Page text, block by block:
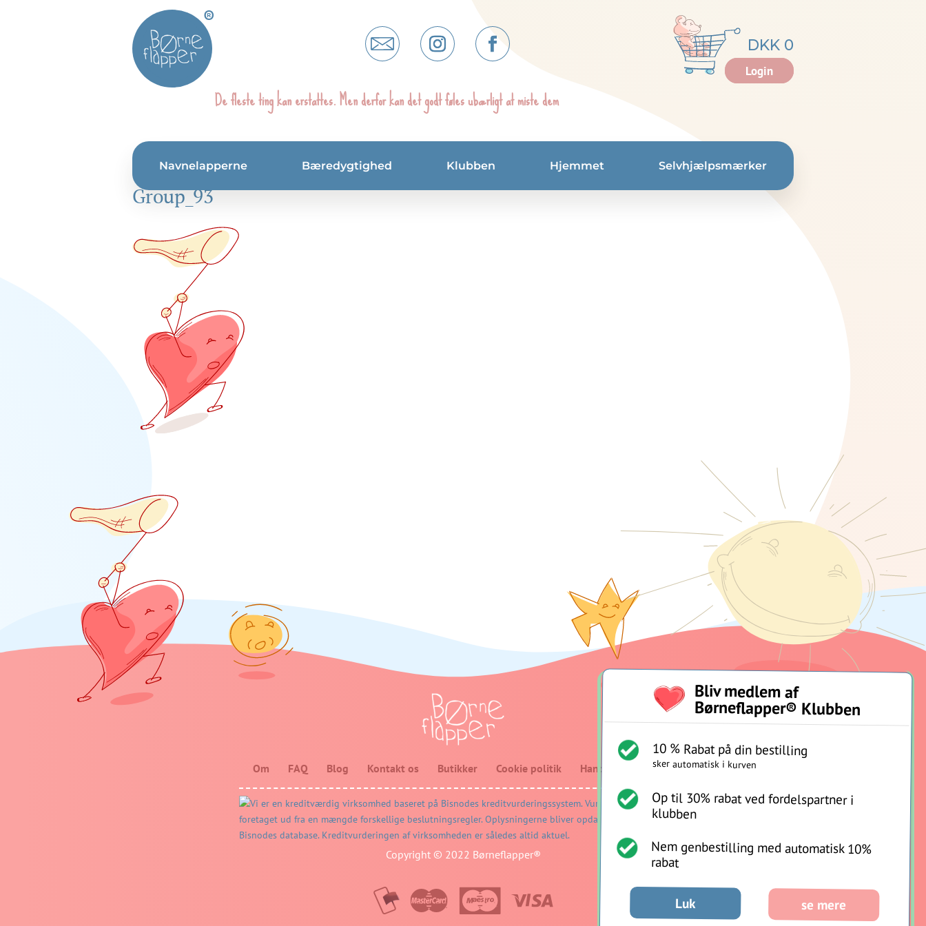
®
DKK 0
Login
De fleste ting kan erstattes. Men derfor kan det godt føles ubærligt at miste dem
Navnelapperne Bæredygtighed Klubben Hjemmet Selvhjælpsmærker
Group_93
Om FAQ Blog Kontakt os Butikker Cookie politik Handelsbetingelser
Copyright © 2022 Børneflapper®
Bliv medlem af
Børneflapper® Klubben
10 % Rabat på din bestilling
sker automatisk i kurven
Op til 30% rabat ved fordelspartner i
klubben
Nem genbestilling med automatisk 10%
rabat
Luk se mere